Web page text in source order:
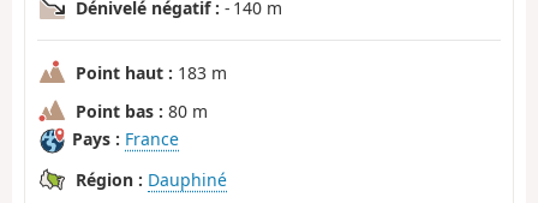
Dénivelé négatif : - 140 m
Point haut : 183 m
Point bas : 80 m
Pays : France
Région : Dauphiné